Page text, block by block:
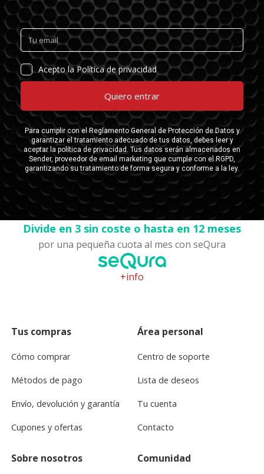
Divide en 3 sin coste o hasta en 12 meses
por una pequeña cuota al mes con seQura
+info
Tus compras
Cómo comprar
Métodos de pago
Envío, devolución y garantía
Cupones y ofertas
Área personal
Centro de soporte
Lista de deseos
Tu cuenta
Contacto
Sobre nosotros Comunidad